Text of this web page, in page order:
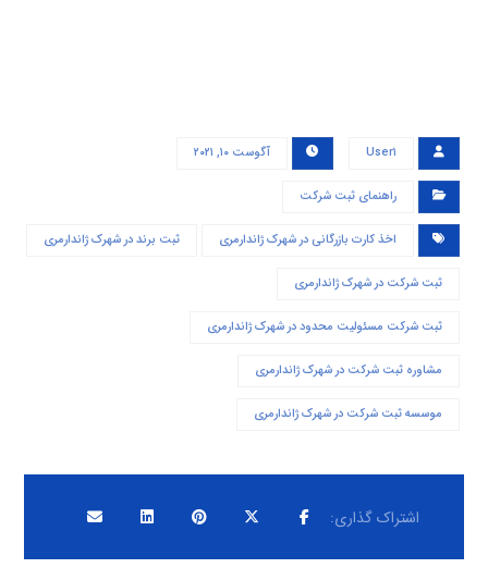
User۱ آگوست ۱۰, ۲۰۲۱
راهنمای ثبت شرکت
اخذ کارت بازرگانی در شهرک ژاندارمری ثبت برند در شهرک ژاندارمری
ثبت شرکت در شهرک ژاندارمری
ثبت شرکت مسئولیت محدود در شهرک ژاندارمری
مشاوره ثبت شرکت در شهرک ژاندارمری
موسسه ثبت شرکت در شهرک ژاندارمری